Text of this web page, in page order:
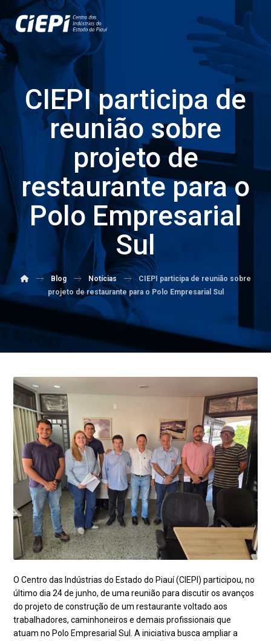
CIEPI participa de
reunião sobre
projeto de
restaurante para o
Polo Empresarial
Sul
Blog Notícias
CIEPI participa de reunião sobre
projeto de restaurante para o Polo Empresarial Sul
O Centro das Indústrias do Estado do Piauí (CIEPI) participou, no
último dia 24 de junho, de uma reunião para discutir os avanços
do projeto de construção de um restaurante voltado aos
trabalhadores, caminhoneiros e demais profissionais que
atuam no Polo Empresarial Sul. A iniciativa busca ampliar a